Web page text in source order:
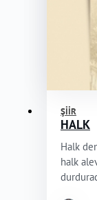
ŞIIR
HALK
Halk
halk